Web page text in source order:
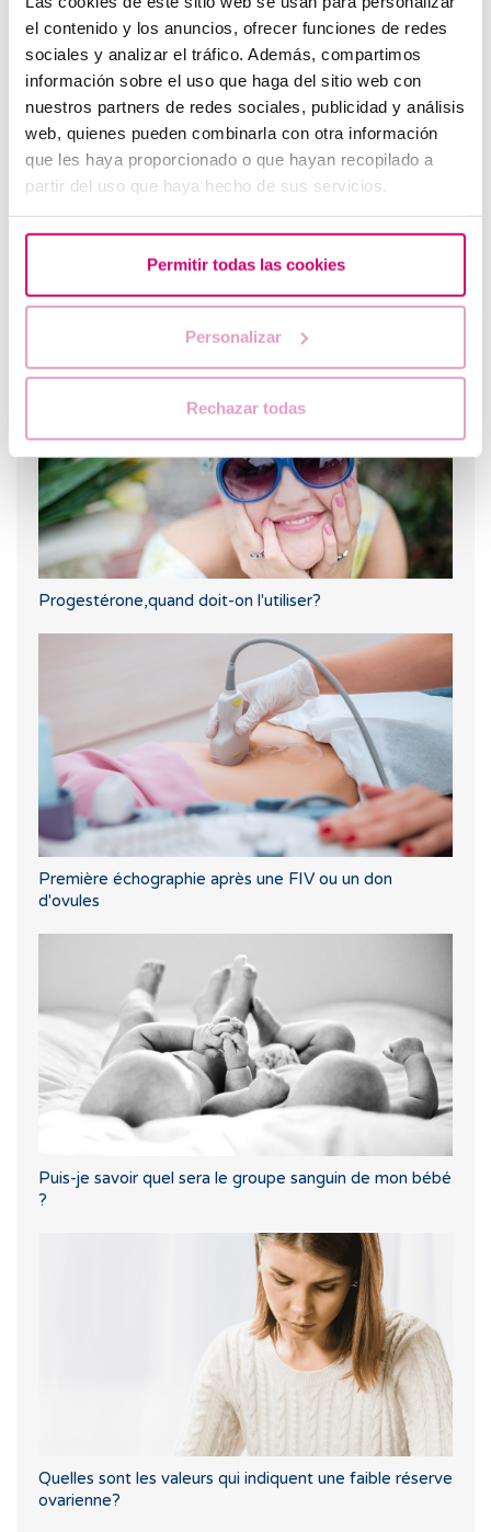
el contenido y los anuncios, ofrecer funciones de redes
sociales y analizar el tráfico. Además, compartimos
información sobre el uso que haga del sitio web con
nuestros partners de redes sociales, publicidad y análisis
web, quienes pueden combinarla con otra información
que les haya proporcionado o que hayan recopilado a
partir del uso que haya hecho de sus servicios.
Permitir todas las cookies
Personalizar
Rechazar todas
grossesse
Que faire en cas de retard de règles avec un test de
Progestérone,quand doit-on l'utiliser?
Première échographie après une FIV ou un don
d'ovules
Puis-je savoir quel sera le groupe sanguin de mon bébé
?
Quelles sont les valeurs qui indiquent une faible réserve
ovarienne?